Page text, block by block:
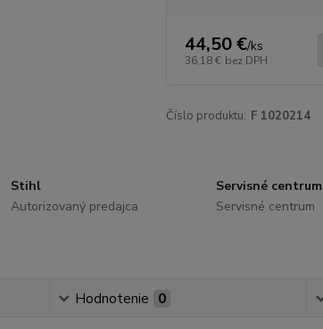
44,50 €/ks
36,18 € bez DPH
Číslo produktu: F 1020214
Stihl
Autorizovaný predajca
Servisné centrum
Servisné centrum
Hodnotenie 0